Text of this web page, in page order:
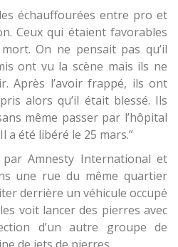
échauffourées entre pro et
Ceux qui étaient favorables
On ne pensait pas qu’il
ont vu la scène mais ils ne
Après l’avoir frappé, ils ont
alors qu’il était blessé. Ils
même passer par l’hôpital
a été libéré le 25 mars.”
Amnesty International et
une rue du même quartier
derrière un véhicule occupé
voit lancer des pierres avec
d’un autre groupe de